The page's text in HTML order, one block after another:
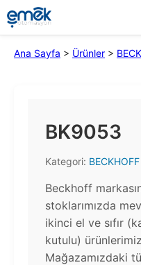
Ana Sayfa > Ürünler >
BK9053
Kategori: BECKHOFF
Beckhoff
stoklarımızda
ikinci el ve sıfır
kutulu)
Mağazamızdaki